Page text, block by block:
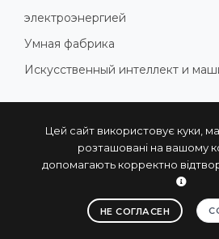
Цей сайт використовує куки,
розташовані на вашому
допомагають корректно
НЕ СОГЛАСЕН
электроэнергией
Умная фабрика
Искусственный интеллект и
ПОДПИСАТЬСЯ НА
Время от времени у нас
новости. Подпишитесь, чтобы
информацию.